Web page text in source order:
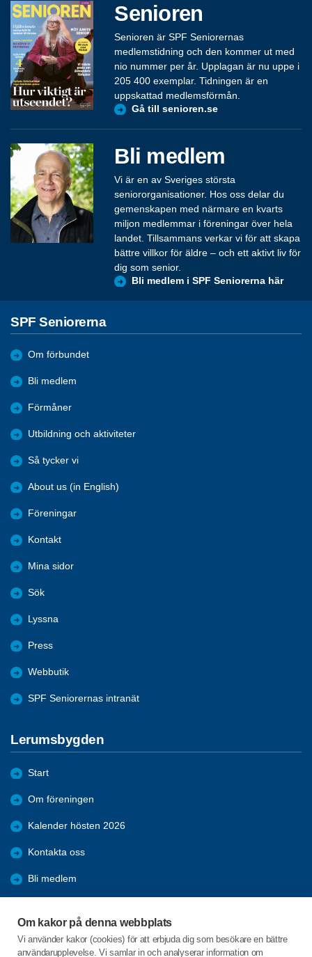
Om kakor på denna webbplats
Vi använder kakor (cookies) för att erbjuda dig som besökare en bättre
användarupplevelse. Vi samlar in och analyserar information om
Senioren
Senioren är SPF Seniorernas
medlemstidning och den kommer ut med
nio nummer per år. Upplagan är nu uppe i
205 400 exemplar. Tidningen är en
uppskattad medlemsförmån.
Gå till senioren.se
Bli medlem
Vi är en av Sveriges största
seniororganisationer. Hos oss delar du
gemenskapen med närmare en kvarts
miljon medlemmar i föreningar över hela
landet. Tillsammans verkar vi för att skapa
bättre villkor för äldre – och ett aktivt liv för
dig som senior.
Bli medlem i SPF Seniorerna här
SPF Seniorerna
Om förbundet
Bli medlem
Förmåner
Utbildning och aktiviteter
Så tycker vi
About us (in English)
Föreningar
Kontakt
Mina sidor
Sök
Lyssna
Press
Webbutik
SPF Seniorernas intranät
Lerumsbygden
Start
Om föreningen
Kalender hösten 2026
Kontakta oss
Bli medlem
Aktiviteter